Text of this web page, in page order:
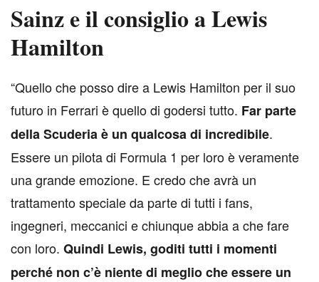
Sainz e il consiglio a Lewis
Hamilton
“Quello che posso dire a Lewis Hamilton per il suo
futuro in Ferrari è quello di godersi tutto. Far parte
della Scuderia è un qualcosa di incredibile.
Essere un pilota di Formula 1 per loro è veramente
una grande emozione. E credo che avrà un
trattamento speciale da parte di tutti i fans,
ingegneri, meccanici e chiunque abbia a che fare
con loro. Quindi Lewis, goditi tutti i momenti
perché non c’è niente di meglio che essere un